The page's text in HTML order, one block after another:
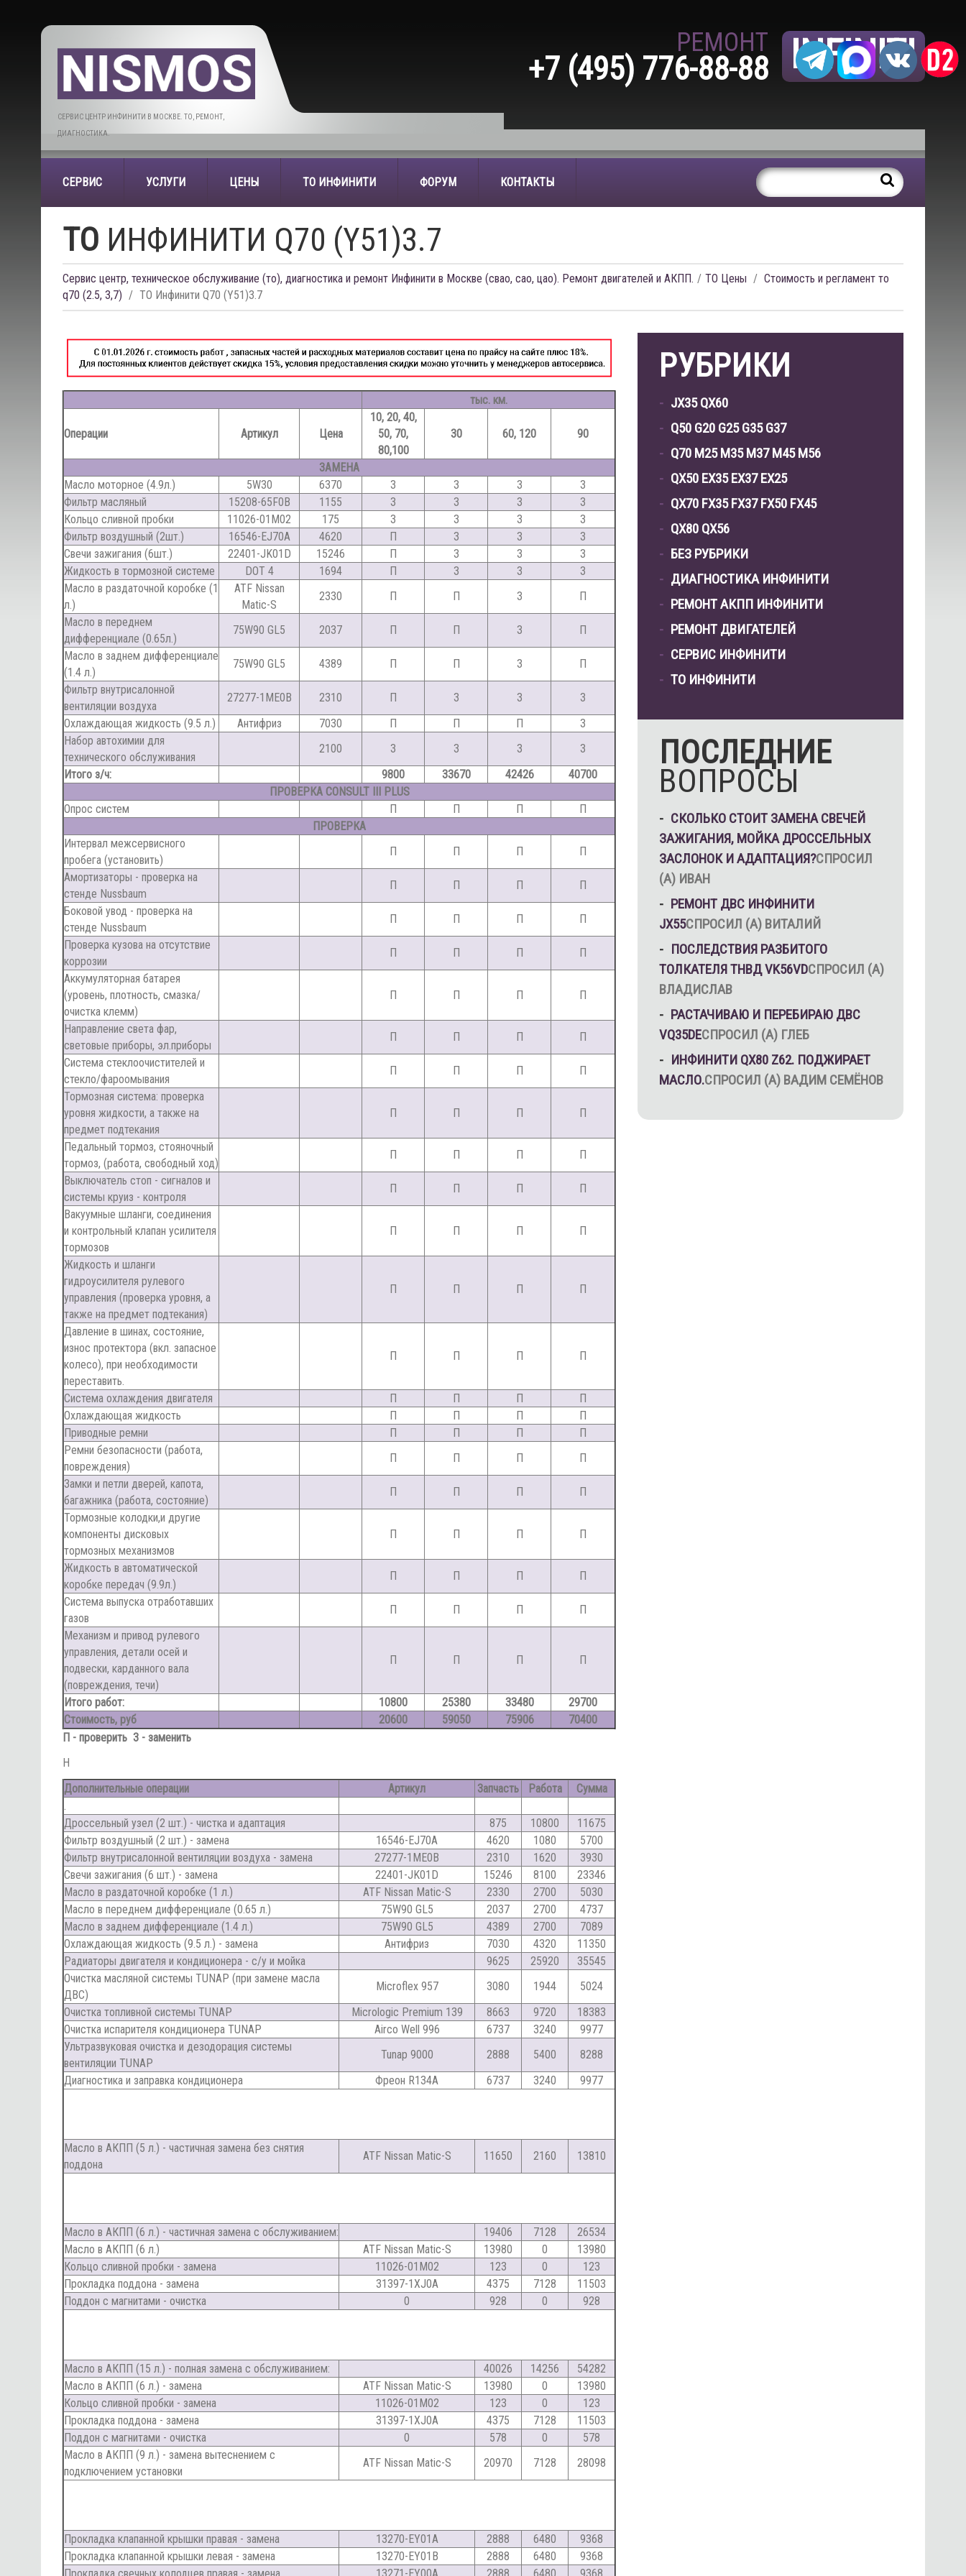
СЕРВИС ЦЕНТР ИНФИНИТИ В МОСКВЕ. ТО, РЕМОНТ,
ДИАГНОСТИКА.
INFINITI
РЕМОНТ
+7 (495) 776-88-88
СЕРВИС УСЛУГИ ЦЕНЫ ТО ИНФИНИТИ ФОРУМ КОНТАКТЫ
ТО ИНФИНИТИ Q70 (Y51)3.7
Сервис центр, техническое обслуживание (то), диагностика и ремонт Инфинити в Москве (свао, сао, цао). Ремонт двигателей и АКПП. ТО Цены
Стоимость и регламент то
q70 (2.5, 3,7)
ТО Инфинити Q70 (Y51)3.7
тыс. км.
Операции Артикул Цена
10, 20, 40,
50, 70,
80,100
30 60, 120 90
ЗАМЕНА
Масло моторное (4.9л.)
5W30 6370 З З З
З
Фильтр масляный
15208-65F0B 1155 З З З
З
Кольцо сливной пробки
11026-01M02 175 З З З
З
Фильтр воздушный (2шт.)
16546-EJ70A 4620 П З З
З
Свечи зажигания (6шт.)
22401-JK01D 15246 П З З
З
Жидкость в тормозной системе
DOT 4 1694 П З З
З
Масло в раздаточной коробке (1
л.)
ATF Nissan
Matic-S
2330 П П З
П
Масло в переднем
дифференциале (0.65л.)
75W90 GL5 2037 П П З
П
Масло в заднем дифференциале
(1.4 л.)
75W90 GL5 4389 П П З
П
Фильтр внутрисалонной
вентиляции воздуха
27277-1ME0B 2310 П З З
З
Охлаждающая жидкость (9.5 л.)
Антифриз 7030 П П П
З
Набор автохимии для
технического обслуживания
2100 З З З
З
Итого з/ч:
9800 33670 42426
40700
ПРОВЕРКА CONSULT III PLUS
Опрос систем
П П П
П
ПРОВЕРКА
Интервал межсервисного
пробега (установить)
П П П
П
Амортизаторы - проверка на
стенде Nussbaum
П П П
П
Боковой увод - проверка на
стенде Nussbaum
П П П
П
Проверка кузова на отсутствие
коррозии
П П П
П
Аккумуляторная батарея
(уровень, плотность, смазка/
очистка клемм)
П П П П
Направление света фар,
световые приборы, эл.приборы
П П П
П
Система стеклоочистителей и
стекло/фароомывания
П П П
П
Тормозная система: проверка
уровня жидкости, а также на
предмет подтекания
П П П П
Педальный тормоз, стояночный
тормоз, (работа, свободный ход)
П П П
П
Выключатель стоп - сигналов и
системы круиз - контроля
П П П
П
Вакуумные шланги, соединения
и контрольный клапан усилителя
тормозов
П П П П
Жидкость и шланги
гидроусилителя рулевого
управления (проверка уровня, а
также на предмет подтекания)
П П П П
Давление в шинах, состояние,
износ протектора (вкл. запасное
колесо), при необходимости
переставить.
П П П П
Система охлаждения двигателя П П П
П
Охлаждающая жидкость
П П П
П
Приводные ремни
П П П
П
Ремни безопасности (работа,
повреждения)
П П П
П
Замки и петли дверей, капота,
багажника (работа, состояние)
П П П
П
Тормозные колодки,и другие
компоненты дисковых
тормозных механизмов
П П П П
Жидкость в автоматической
коробке передач (9.9л.)
П П П
П
Система выпуска отработавших
газов
П П П
П
Механизм и привод рулевого
управления, детали осей и
подвески, карданного вала
(повреждения, течи)
П П П П
Итого работ: 10800 25380 33480
29700
Стоимость, руб
20600 59050 75906
70400
П - проверить З - заменить
Н
Дополнительные операции
Артикул Запчасть Работа
Сумма
.
Дроссельный узел (2 шт.) - чистка и адаптация
875 10800
11675
Фильтр воздушный (2 шт.) - замена
16546-EJ70A 4620 1080
5700
Фильтр внутрисалонной вентиляции воздуха - замена
27277-1ME0B 2310 1620
3930
Свечи зажигания (6 шт.) - замена
22401-JK01D 15246 8100
23346
Масло в раздаточной коробке (1 л.)
ATF Nissan Matic-S 2330 2700
5030
Масло в переднем дифференциале (0.65 л.)
75W90 GL5 2037 2700
4737
Масло в заднем дифференциале (1.4 л.)
75W90 GL5 4389 2700
7089
Охлаждающая жидкость (9.5 л.) - замена
Антифриз 7030 4320
11350
Радиаторы двигателя и кондиционера - с/у и мойка
9625 25920
35545
Очистка масляной системы TUNAP (при замене масла
ДВС)
Microflex 957 3080 1944
5024
Очистка топливной системы TUNAP
Micrologic Premium 139 8663 9720
18383
Очистка испарителя кондиционера TUNAP
Airco Well 996 6737 3240
9977
Ультразвуковая очистка и дезодорация системы
вентиляции TUNAP
Tunap 9000 2888 5400
8288
Диагностика и заправка кондиционера
Фреон R134A 6737 3240 9977
Масло в АКПП (5 л.) - частичная замена без снятия
поддона
ATF Nissan Matic-S 11650 2160 13810
Масло в АКПП (6 л.) - частичная замена с обслуживанием: 19406 7128
26534
Масло в АКПП (6 л.)
ATF Nissan Matic-S 13980 0
13980
Кольцо сливной пробки - замена
11026-01M02 123 0
123
Прокладка поддона - замена
31397-1XJ0A 4375 7128
11503
Поддон с магнитами - очистка
0 928 0 928
Масло в АКПП (15 л.) - полная замена с обслуживанием: 40026 14256
54282
Масло в АКПП (6 л.) - замена
ATF Nissan Matic-S 13980 0
13980
Кольцо сливной пробки - замена
11026-01M02 123 0
123
Прокладка поддона - замена
31397-1XJ0A 4375 7128
11503
Поддон с магнитами - очистка
0 578 0
578
Масло в АКПП (9 л.) - замена вытеснением с
подключением установки
ATF Nissan Matic-S 20970 7128 28098
Прокладка клапанной крышки правая - замена 13270-EY01A 2888 6480
9368
Прокладка клапанной крышки левая - замена
13270-EY01B 2888 6480
9368
РУБРИКИ
JX35 QX60
Q50 G20 G25 G35 G37
Q70 M25 M35 M37 M45 M56
QX50 EX35 EX37 EX25
QX70 FX35 FX37 FX50 FX45
QX80 QX56
БЕЗ РУБРИКИ
ДИАГНОСТИКА ИНФИНИТИ
РЕМОНТ АКПП ИНФИНИТИ
РЕМОНТ ДВИГАТЕЛЕЙ
СЕРВИС ИНФИНИТИ
ТО ИНФИНИТИ
ПОСЛЕДНИЕ
ВОПРОСЫ
СКОЛЬКО СТОИТ ЗАМЕНА СВЕЧЕЙ
ЗАЖИГАНИЯ, МОЙКА ДРОССЕЛЬНЫХ
ЗАСЛОНОК И АДАПТАЦИЯ?СПРОСИЛ
(А) ИВАН
РЕМОНТ ДВС ИНФИНИТИ
JX55СПРОСИЛ (А) ВИТАЛИЙ
ПОСЛЕДСТВИЯ РАЗБИТОГО
ТОЛКАТЕЛЯ ТНВД VK56VDСПРОСИЛ (А)
ВЛАДИСЛАВ
РАСТАЧИВАЮ И ПЕРЕБИРАЮ ДВС
VQ35DEСПРОСИЛ (А) ГЛЕБ
ИНФИНИТИ QX80 Z62. ПОДЖИРАЕТ
МАСЛО.СПРОСИЛ (А) ВАДИМ СЕМЁНОВ